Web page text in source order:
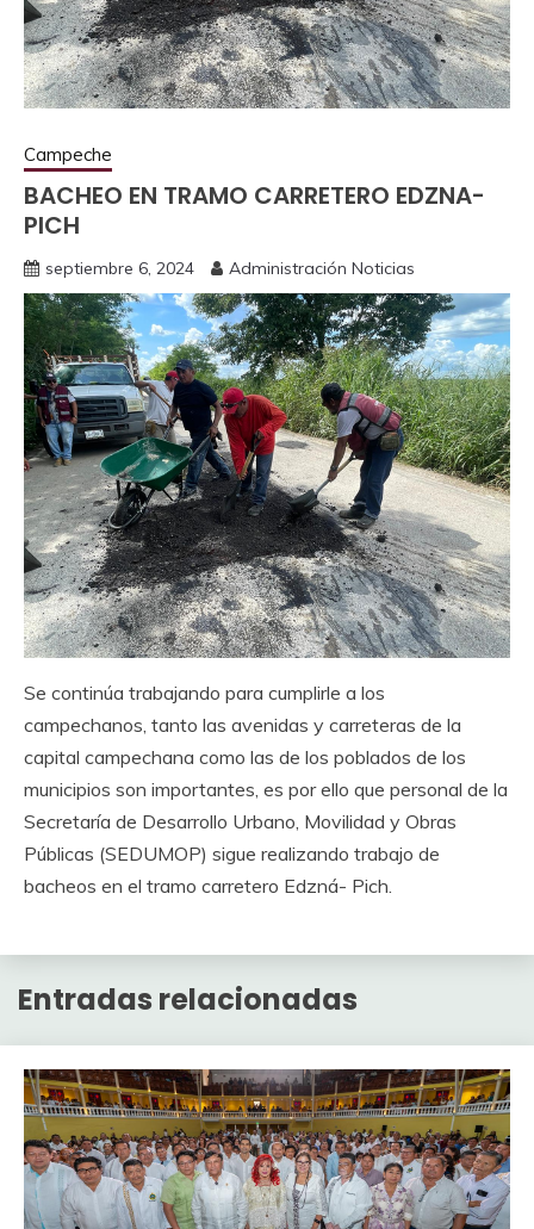
Campeche
BACHEO EN TRAMO CARRETERO EDZNA-
PICH
septiembre 6, 2024 Administración Noticias
Se continúa trabajando para cumplirle a los
campechanos, tanto las avenidas y carreteras de la
capital campechana como las de los poblados de los
municipios son importantes, es por ello que personal de la
Secretaría de Desarrollo Urbano, Movilidad y Obras
Públicas (SEDUMOP) sigue realizando trabajo de
bacheos en el tramo carretero Edzná- Pich.
Entradas relacionadas